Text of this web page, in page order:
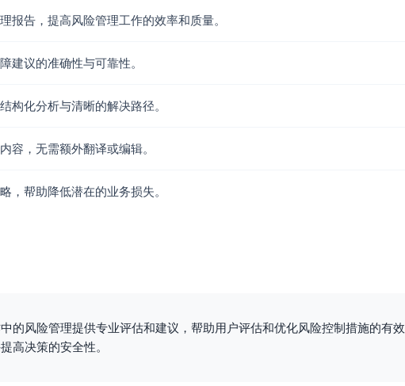
报告，提高风险管理工作的效率和质量。
建议的准确性与可靠性。
构化分析与清晰的解决路径。
容，无需额外翻译或编辑。
，帮助降低潜在的业务损失。
的风险管理提供专业评估和建议，帮助用户评估和优化风险控制措施的有效
高决策的安全性。